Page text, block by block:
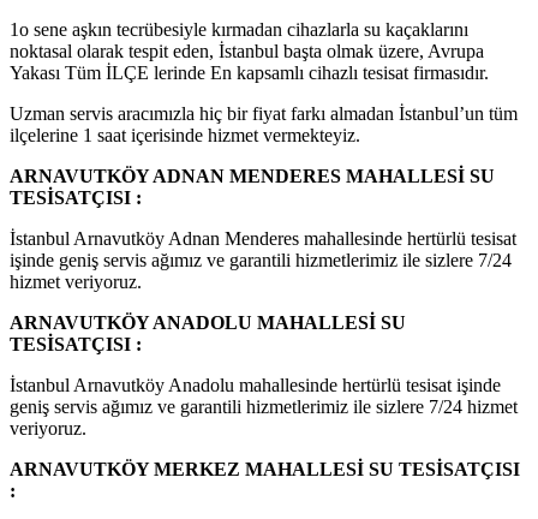
1o sene aşkın tecrübesiyle kırmadan cihazlarla su kaçaklarını
noktasal olarak tespit eden, İstanbul başta olmak üzere, Avrupa
Yakası Tüm İLÇE lerinde En kapsamlı cihazlı tesisat firmasıdır.
Uzman servis aracımızla hiç bir fiyat farkı almadan İstanbul’un tüm
ilçelerine 1 saat içerisinde hizmet vermekteyiz.
ARNAVUTKÖY ADNAN MENDERES MAHALLESİ SU
TESİSATÇISI :
İstanbul Arnavutköy Adnan Menderes mahallesinde hertürlü tesisat
işinde geniş servis ağımız ve garantili hizmetlerimiz ile sizlere 7/24
hizmet veriyoruz.
ARNAVUTKÖY ANADOLU MAHALLESİ SU
TESİSATÇISI :
İstanbul Arnavutköy Anadolu mahallesinde hertürlü tesisat işinde
geniş servis ağımız ve garantili hizmetlerimiz ile sizlere 7/24 hizmet
veriyoruz.
ARNAVUTKÖY MERKEZ MAHALLESİ SU TESİSATÇISI
: